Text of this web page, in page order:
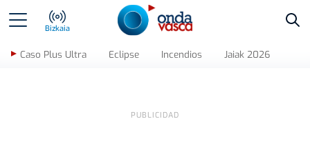
Bizkaia
Caso Plus Ultra Eclipse Incendios Jaiak 2026